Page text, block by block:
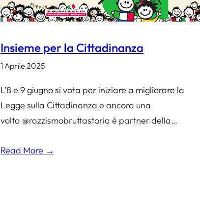
Insieme per la Cittadinanza
1 Aprile 2025
L’8 e 9 giugno si vota per iniziare a migliorare la
Legge sulla Cittadinanza e ancora una
volta @razzismobruttastoria è partner della…
Read More →